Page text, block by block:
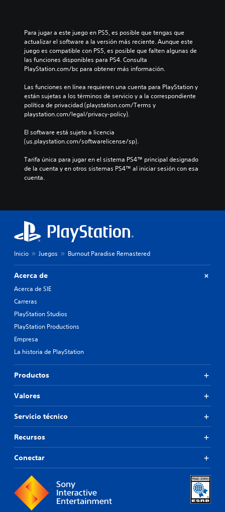
Para jugar a este juego en PS5, es posible que tengas que
actualizar el software a la versión más reciente. Aunque este
juego es compatible con PS5, es posible que falten algunas de
las funciones disponibles para PS4. Consulta
PlayStation.com/bc para obtener más información.
Las funciones en línea requieren una cuenta para PlayStation y
están sujetas a los términos de servicio y a la correspondiente
política de privacidad (playstation.com/Terms y
playstation.com/legal/privacy-policy).
El software está sujeto a licencia
(us.playstation.com/softwarelicense/sp).
Tarifa única para jugar en el sistema PS4™ principal designado
de la cuenta y en otros sistemas PS4™ al iniciar sesión con esa
cuenta.
Inicio Juegos Burnout Paradise Remastered
Acerca de
Acerca de SIE
Carreras
PlayStation Studios
PlayStation Productions
Empresa
La historia de PlayStation
Productos
Valores
Servicio técnico
Recursos
Conectar